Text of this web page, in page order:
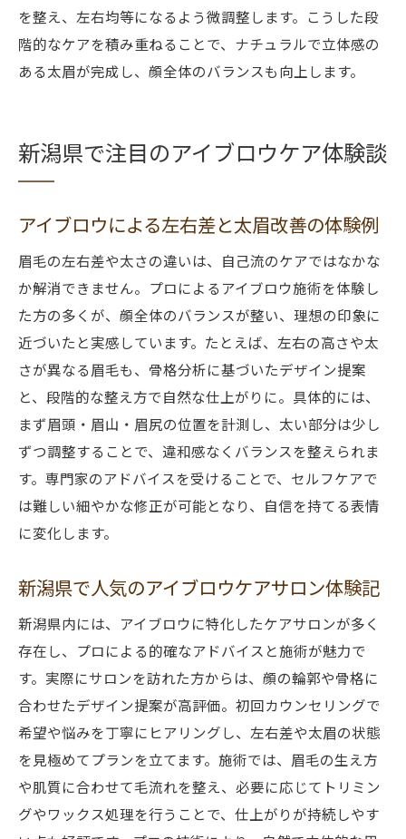
を整え、左右均等になるよう微調整します。こうした段
階的なケアを積み重ねることで、ナチュラルで立体感の
ある太眉が完成し、顔全体のバランスも向上します。
新潟県で注目のアイブロウケア体験談
アイブロウによる左右差と太眉改善の体験例
眉毛の左右差や太さの違いは、自己流のケアではなかな
か解消できません。プロによるアイブロウ施術を体験し
た方の多くが、顔全体のバランスが整い、理想の印象に
近づいたと実感しています。たとえば、左右の高さや太
さが異なる眉毛も、骨格分析に基づいたデザイン提案
と、段階的な整え方で自然な仕上がりに。具体的には、
まず眉頭・眉山・眉尻の位置を計測し、太い部分は少し
ずつ調整することで、違和感なくバランスを整えられま
す。専門家のアドバイスを受けることで、セルフケアで
は難しい細やかな修正が可能となり、自信を持てる表情
に変化します。
新潟県で人気のアイブロウケアサロン体験記
新潟県内には、アイブロウに特化したケアサロンが多く
存在し、プロによる的確なアドバイスと施術が魅力で
す。実際にサロンを訪れた方からは、顔の輪郭や骨格に
合わせたデザイン提案が高評価。初回カウンセリングで
希望や悩みを丁寧にヒアリングし、左右差や太眉の状態
を見極めてプランを立てます。施術では、眉毛の生え方
や肌質に合わせて毛流れを整え、必要に応じてトリミン
グやワックス処理を行うことで、仕上がりが持続しやす